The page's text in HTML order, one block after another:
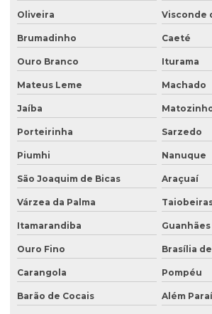
Investigação confirmatória
Investigação confirmatória de passivo
Investigação detalhada de passivo ambiental
Laboratório de análise de água
Laboratório de análise de efluentes
Laudo hidrogeológico
Laudo de passivo ambiental
Licenciamento ambiental de aterro sanitário
Licenciamento ambiental para atividades
Licenciamento ambiental de atividades rurais
Licenciamento ambiental de barragens
Oliveira Visconde
Brumadinho Caeté
Ouro Branco Iturama
Mateus Leme Machado
Jaíba
Porteirinha Sarzedo
Piumhi Nanuque
São Joaquim de Bicas Araçuaí
Várzea da Palma
Itamarandiba Guanhães
Ouro Fino Brasília
Carangola Pompéu
Barão de Cocais Além